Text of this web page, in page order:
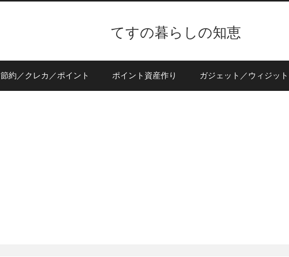
てすの暮らしの知恵
節約／クレカ／ポイント ポイント資産作り ガジェット／ウィジット